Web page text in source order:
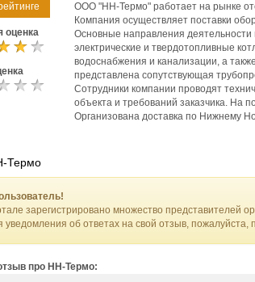
оценка
ООО "НН-Термо" работает на рынке
Компания осуществляет поставки
Основные направления деятельности
электрические и твердотопливные
водоснабжения и канализации, а
представлена сопутствующая
Сотрудники компании проводят
объекта и требований заказчика. На
Организована доставка по Нижнему
Термо
зарегистрировано множество представителей
уведомления об ответах на свой отзыв, пожалуйста,
про НН-Термо: